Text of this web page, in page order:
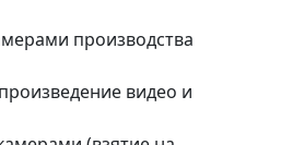
производства
видео и